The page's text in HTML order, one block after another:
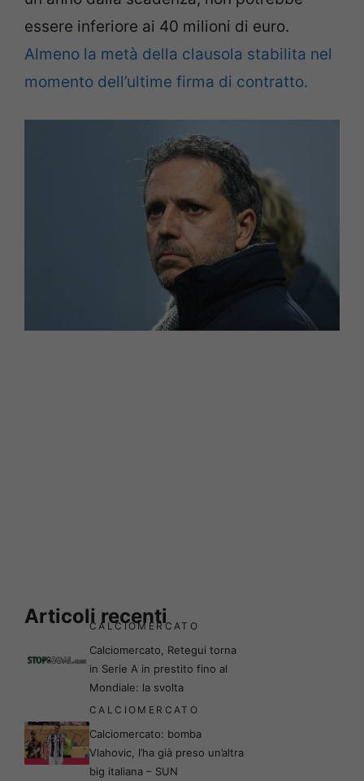
essere inferiore ai 40 milioni di euro.
Almeno la metà della clausola stabilita nel
momento dell’ultime firma di contratto.
Articoli recenti
CALCIOMERCATO
Calciomercato, Retegui torna
in Serie A in prestito fino al
Mondiale: la svolta
CALCIOMERCATO
Calciomercato: bomba
Vlahovic, l’ha già preso un’altra
big italiana – SUN